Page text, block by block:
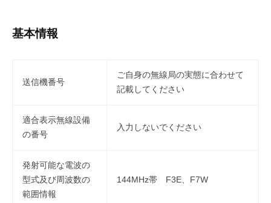
基本情報
送信機番号
ご自身の無線局の実態に合わせて
記載してください
適合表示無線設備
の番号
入力しないでください
発射可能な電波の
型式及び周波数の
範囲情報
144MHz帯 F3E、F7W